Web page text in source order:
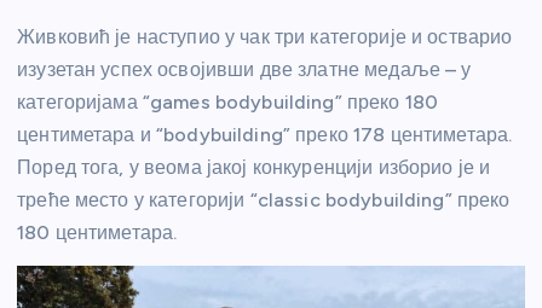
Живковић је наступио у чак три категорије и остварио
изузетан успех освојивши две златне медаље – у
категоријама “games bodybuilding” преко 180
центиметара и “bodybuilding” преко 178 центиметара.
Поред тога, у веома јакој конкуренцији изборио је и
треће место у категорији “classic bodybuilding” преко
180 центиметара.